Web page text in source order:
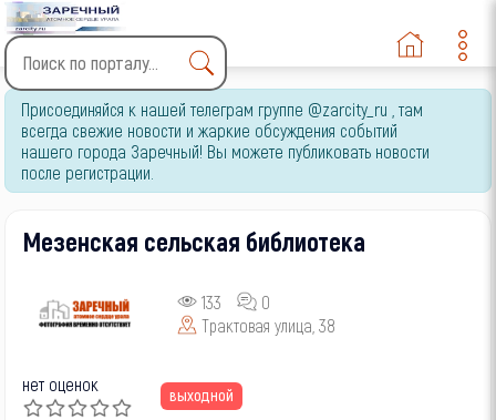
Type 2 or more characters
for results.
Присоединяйся к нашей телеграм группе @zarcity_ru , там
всегда свежие новости и жаркие обсуждения событий
нашего города Заречный! Вы можете публиковать новости
после регистрации.
Мезенская сельская библиотека
133
0
Трактовая улица, 38
нет оценок выходной